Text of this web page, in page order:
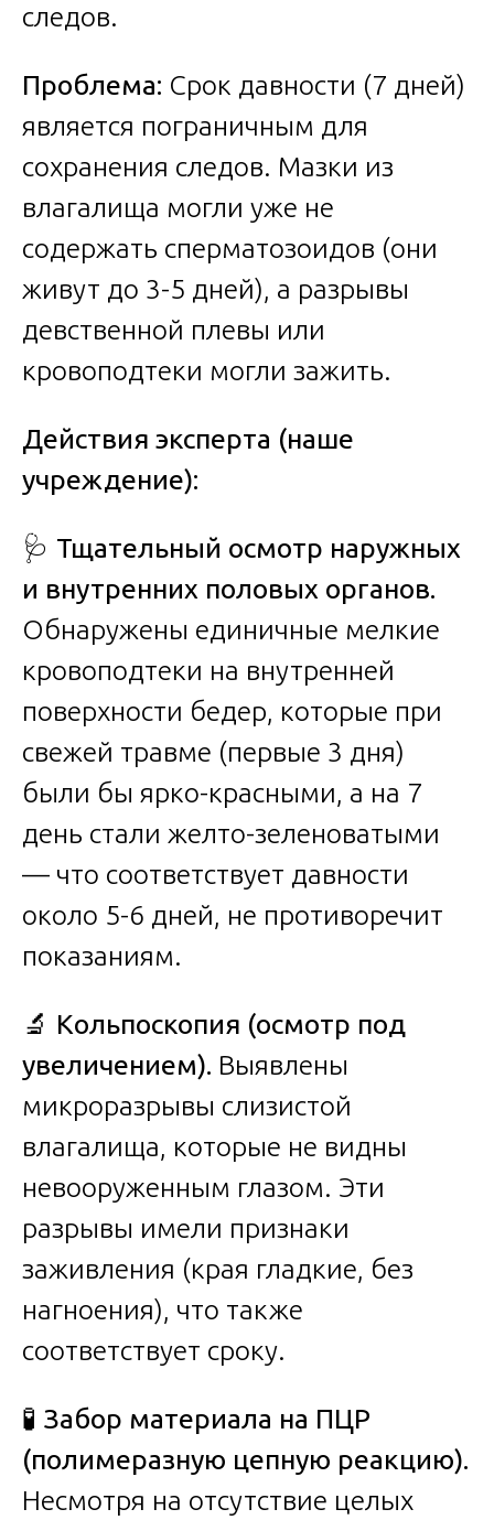
следов.
Проблема: Срок давности (7 дней)
является пограничным для
сохранения следов. Мазки из
влагалища могли уже не
содержать сперматозоидов (они
живут до 3-5 дней), а разрывы
девственной плевы или
кровоподтеки могли зажить.
Действия эксперта (наше
учреждение):
🩺 Тщательный осмотр наружных
и внутренних половых органов.
Обнаружены единичные мелкие
кровоподтеки на внутренней
поверхности бедер, которые при
свежей травме (первые 3 дня)
были бы ярко-красными, а на 7
день стали желто-зеленоватыми
— что соответствует давности
около 5-6 дней, не противоречит
показаниям.
🔬 Кольпоскопия (осмотр под
увеличением). Выявлены
микроразрывы слизистой
влагалища, которые не видны
невооруженным глазом. Эти
разрывы имели признаки
заживления (края гладкие, без
нагноения), что также
соответствует сроку.
🧪 Забор материала на ПЦР
(полимеразную цепную реакцию).
Несмотря на отсутствие целых